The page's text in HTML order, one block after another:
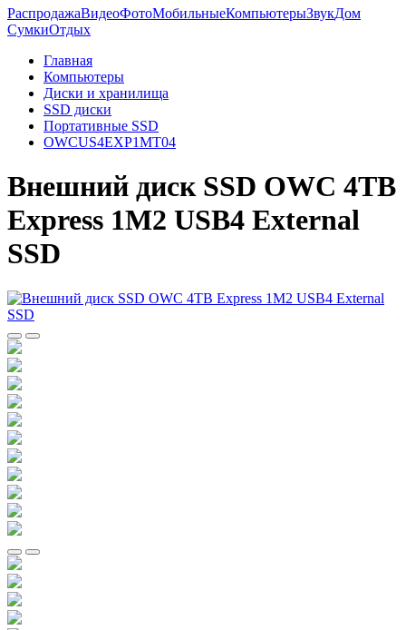
РаспродажаВидеоФотоМобильныеКомпьютерыЗвукДом
СумкиОтдых
Главная
Компьютеры
Диски и хранилища
SSD диски
Портативные SSD
OWCUS4EXP1MT04
Внешний диск SSD OWC 4TB
Express 1M2 USB4 External
SSD